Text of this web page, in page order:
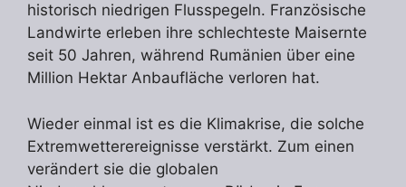
historisch niedrigen Flusspegeln. Französische
Landwirte erleben ihre schlechteste Maisernte
seit 50 Jahren, während Rumänien über eine
Million Hektar Anbaufläche verloren hat.
Wieder einmal ist es die Klimakrise, die solche
Extremwetterereignisse verstärkt. Zum einen
verändert sie die globalen